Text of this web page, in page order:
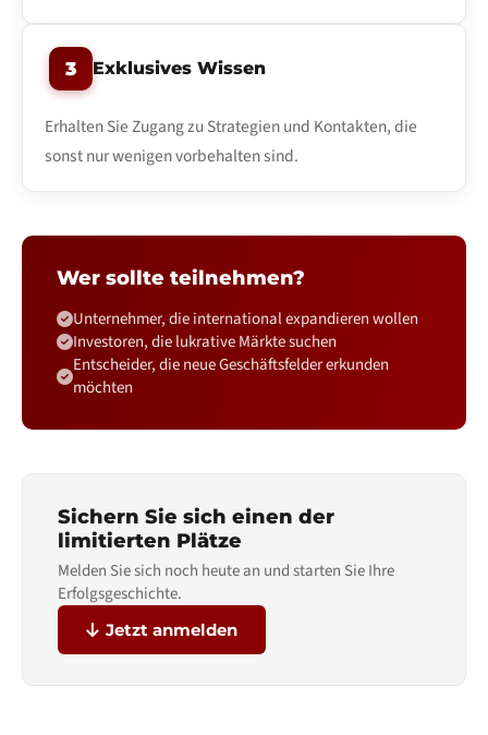
3 Exklusives Wissen
Erhalten Sie Zugang zu Strategien und Kontakten, die
sonst nur wenigen vorbehalten sind.
Wer sollte teilnehmen?
Unternehmer, die international expandieren wollen
Investoren, die lukrative Märkte suchen
Entscheider, die neue Geschäftsfelder erkunden
möchten
Sichern Sie sich einen der
limitierten Plätze
Melden Sie sich noch heute an und starten Sie Ihre
Erfolgsgeschichte.
Jetzt anmelden